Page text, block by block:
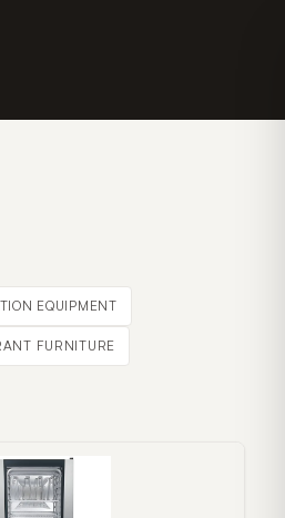
EQUIPMENT
FURNITURE